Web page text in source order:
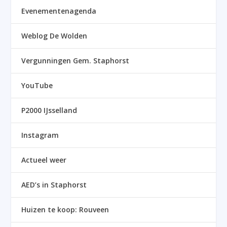
Evenementenagenda
Weblog De Wolden
Vergunningen Gem. Staphorst
YouTube
P2000 IJsselland
Instagram
Actueel weer
AED’s in Staphorst
Huizen te koop: Rouveen